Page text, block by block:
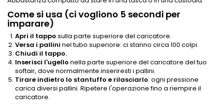
Come si usa (ci vogliono 5 secondi per
imparare)
Apri il tappo sulla parte superiore del caricatore.
Versa i pallini nel tubo superiore: ci stanno circa 100 colpi.
Chiudi il tappo.
Inserisci l'ugello nella parte superiore del caricatore del tuo
softair, dove normalmente inseriresti i pallini.
Tirare indietro lo stantuffo e rilasciarlo: ogni pressione
carica diversi pallini. Ripetere l'operazione fino a riempire il
caricatore.